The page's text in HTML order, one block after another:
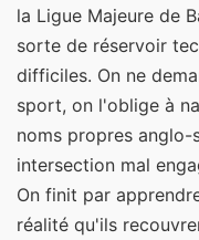
la Ligue Majeure de
sorte de réservoir
difficiles. On ne
sport, on l'oblige à
noms propres anglo-
intersection mal
On finit par
réalité qu'ils